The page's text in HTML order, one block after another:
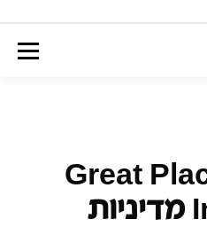
Great
Institute, Inc מדיניות